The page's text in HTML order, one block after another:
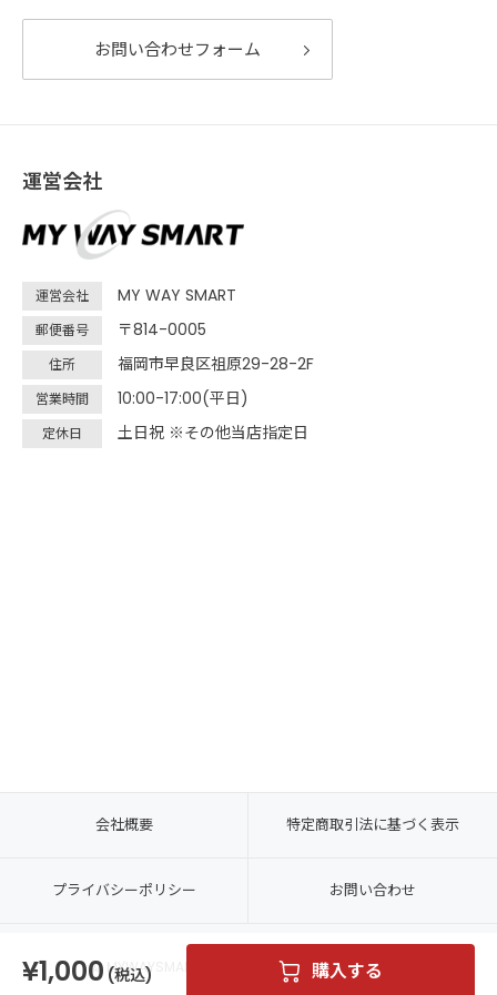
1,000 購入する
お問い合わせフォーム
運営会社
運営会社 MY WAY SMART
郵便番号 〒814-0005
住所 福岡市早良区祖原29-28-2F
営業時間 10:00-17:00(平日)
定休日 土日祝 ※その他当店指定日
会社概要 特定商取引法に基づく表示
プライバシーポリシー お問い合わせ
© MYWAYSMART CO., LTD. ALL RIGHTS RESERVED.